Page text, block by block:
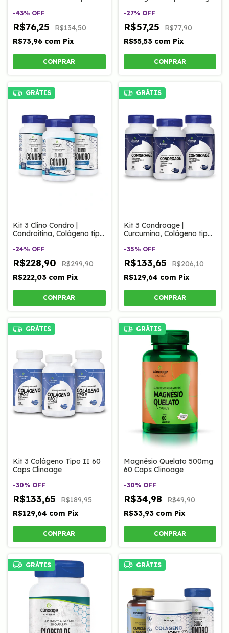
-43% OFF
R$76,25
R$134,50
R$73,96 com Pix
-27% OFF
R$57,25 R$77,90
R$55,53 com Pix
GRÁTIS
Kit 3 Clino Condro |
Condroitina, Colágeno tipo
Caps Clinoage - (cópia)
-24% OFF
R$228,90
R$299,90
R$222,03 com Pix
GRÁTIS
Kit 3 Condroage |
Curcumina, Colágeno tipo
-35% OFF
R$133,65 R$206,10
R$129,64 com Pix
GRÁTIS
Kit 3 Colágeno Tipo II 60
Caps Clinoage
-30% OFF
R$133,65
R$189,95
R$129,64 com Pix
GRÁTIS
Magnésio Quelato 500mg
60 Caps Clinoage
-30% OFF
R$34,98 R$49,90
R$33,93 com Pix
GRÁTIS GRÁTIS